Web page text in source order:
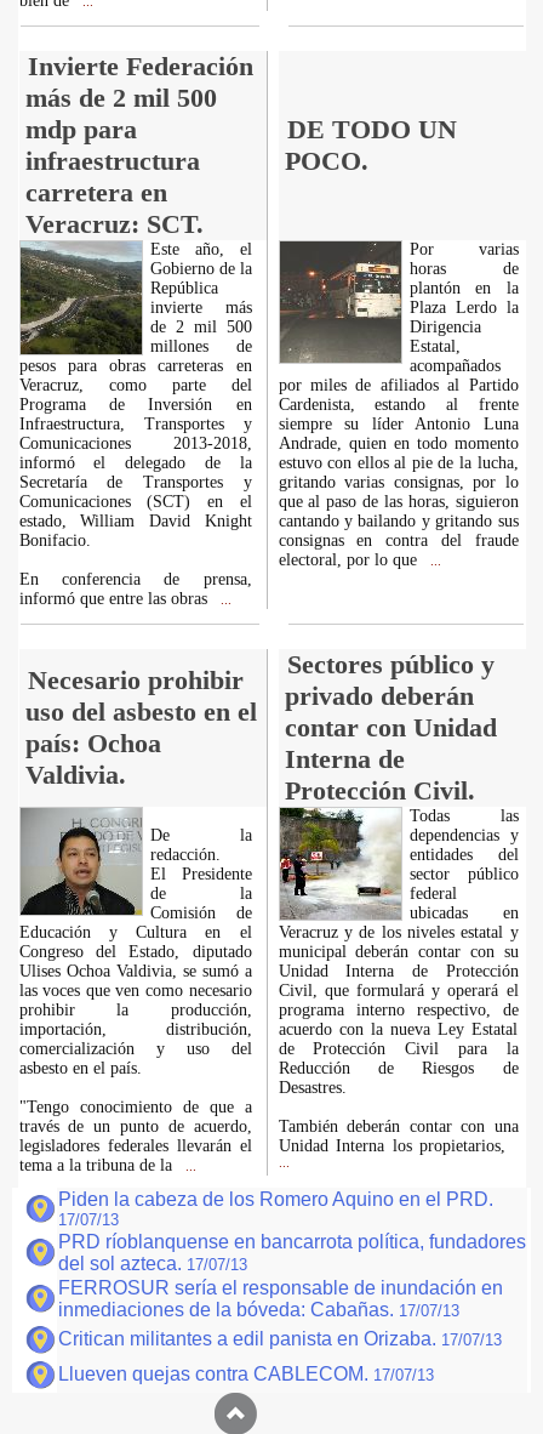
Invierte Federación
más de 2 mil 500
mdp para
infraestructura
carretera en
Veracruz: SCT.
DE TODO UN
POCO.
Este año, el
Gobierno de la
República
invierte más
de 2 mil 500
millones de
pesos para obras carreteras en
Veracruz, como parte del
Programa de Inversión en
Infraestructura, Transportes y
Comunicaciones 2013-2018,
informó el delegado de la
Secretaría de Transportes y
Comunicaciones (SCT) en el
estado, William David Knight
Bonifacio.
En conferencia de prensa,
informó que entre las obras
Por varias
horas de
plantón en la
Plaza Lerdo la
Dirigencia
Estatal,
acompañados
por miles de afiliados al Partido
Cardenista, estando al frente
siempre su líder Antonio Luna
Andrade, quien en todo momento
estuvo con ellos al pie de la lucha,
gritando varias consignas, por lo
que al paso de las horas, siguieron
cantando y bailando y gritando sus
consignas en contra del fraude
electoral, por lo que
Necesario prohibir
uso del asbesto en el
país: Ochoa
Valdivia.
Sectores público y
privado deberán
contar con Unidad
Interna de
Protección Civil.
De la
redacción.
El Presidente
de la
Comisión de
Educación y Cultura en el
Congreso del Estado, diputado
Ulises Ochoa Valdivia, se sumó a
las voces que ven como necesario
prohibir la producción,
importación, distribución,
comercialización y uso del
asbesto en el país.
"Tengo conocimiento de que a
través de un punto de acuerdo,
legisladores federales llevarán el
tema a la tribuna de la
Todas las
dependencias y
entidades del
sector público
federal
ubicadas en
Veracruz y de los niveles estatal y
municipal deberán contar con su
Unidad Interna de Protección
Civil, que formulará y operará el
programa interno respectivo, de
acuerdo con la nueva Ley Estatal
de Protección Civil para la
Reducción de Riesgos de
Desastres.
También deberán contar con una
Unidad Interna los propietarios,
Piden la cabeza de los Romero Aquino en el PRD.
17/07/13
PRD ríoblanquense en bancarrota política, fundadores
del sol azteca. 17/07/13
FERROSUR sería el responsable de inundación en
inmediaciones de la bóveda: Cabañas. 17/07/13
Critican militantes a edil panista en Orizaba. 17/07/13
Llueven quejas contra CABLECOM. 17/07/13